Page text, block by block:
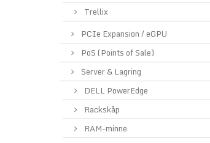
Trellix
PCIe Expansion / eGPU
PoS (Points of Sale)
Server & Lagring
DELL PowerEdge
Rackskåp
RAM-minne